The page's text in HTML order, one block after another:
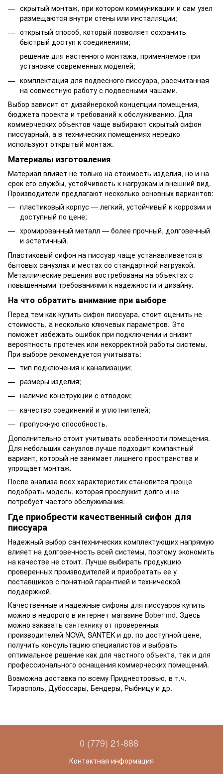
скрытый монтаж, при котором коммуникации и сам узел
размещаются внутри стены или инсталляции;
открытый способ, который позволяет сохранить
быстрый доступ к соединениям;
решение для настенного монтажа, применяемое при
установке современных моделей;
комплектация для подвесного писсуара, рассчитанная
на совместную работу с подвесными чашами.
Выбор зависит от дизайнерской концепции помещения,
бюджета проекта и требований к обслуживанию. Для
коммерческих объектов чаще выбирают скрытый сифон
писсуарный, а в технических помещениях нередко
используют открытый монтаж.
Материалы изготовления
Материал влияет не только на стоимость изделия, но и на
срок его службы, устойчивость к нагрузкам и внешний вид.
Производители предлагают несколько основных вариантов:
пластиковый корпус — легкий, устойчивый к коррозии и
доступный по цене;
хромированный металл — более прочный, долговечный
и эстетичный.
Пластиковый сифон на писсуар чаще устанавливается в
бытовых санузлах и местах со стандартной нагрузкой.
Металлические решения востребованы на объектах с
повышенными требованиями к надежности и дизайну.
На что обратить внимание при выборе
Перед тем как купить сифон писсуара, стоит оценить не
стоимость, а несколько ключевых параметров. Это
поможет избежать ошибок при подключении и снизит
вероятность протечек или некорректной работы системы.
При выборе рекомендуется учитывать:
тип подключения к канализации;
размеры изделия;
наличие конструкции с отводом;
качество соединений и уплотнителей;
пропускную способность.
Дополнительно стоит учитывать особенности помещения.
Для небольших санузлов лучше подходит компактный
вариант, который не занимает лишнего пространства и
упрощает монтаж.
После анализа всех характеристик становится проще
подобрать модель, которая прослужит долго и не
потребует частого обслуживания.
Где приобрести качественный сифон для
писсуара
Надежный выбор сантехнических комплектующих напрямую
влияет на долговечность всей системы, поэтому экономить
на качестве не стоит. Лучше выбирать продукцию
проверенных производителей и приобретать ее у
поставщиков с понятной гарантией и технической
поддержкой.
Качественные и надежные сифоны для писсуаров купить
можно в недорого в интернет-магазине Bober md. Здесь
можно заказать сантехнику от проверенных
производителей NOVA, SANTEK и др. по доступной цене,
получить консультацию специалистов и выбрать
оптимальное решение как для частного объекта, так и для
профессионального оснащения коммерческих помещений.
Возможна доставка по всему Приднестровью, в т.ч.
Тирасполь, Дубоссары, Бендеры, Рыбницу и др.
0 (779) 21-888
Контактная информация